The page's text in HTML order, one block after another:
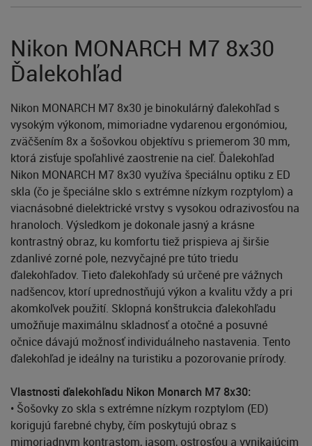
Nikon MONARCH M7 8x30
Ďalekohľad
Nikon MONARCH M7 8x30 je binokulárný ďalekohľad s
vysokým výkonom, mimoriadne vydarenou ergonómiou,
zväčšením 8x a šošovkou objektívu s priemerom 30 mm,
ktorá zisťuje spoľahlivé zaostrenie na cieľ. Ďalekohľad
Nikon MONARCH M7 8x30 využíva špeciálnu optiku z ED
skla (čo je špeciálne sklo s extrémne nízkym rozptylom) a
viacnásobné dielektrické vrstvy s vysokou odrazivosťou na
hranoloch. Výsledkom je dokonale jasný a krásne
kontrastný obraz, ku komfortu tiež prispieva aj širšie
zdanlivé zorné pole, nezvyčajné pre túto triedu
ďalekohľadov. Tieto ďalekohľady sú určené pre vážnych
nadšencov, ktorí uprednostňujú výkon a kvalitu vždy a pri
akomkoľvek použití. Sklopná konštrukcia ďalekohľadu
umožňuje maximálnu skladnosť a otočné a posuvné
očnice dávajú možnosť individuálneho nastavenia. Tento
ďalekohľad je ideálny na turistiku a pozorovanie prírody.
Vlastnosti ďalekohľadu Nikon Monarch M7 8x30:
• Šošovky zo skla s extrémne nízkym rozptylom (ED)
korigujú farebné chyby, čím poskytujú obraz s
mimoriadnym kontrastom, jasom, ostrosťou a vynikajúcim